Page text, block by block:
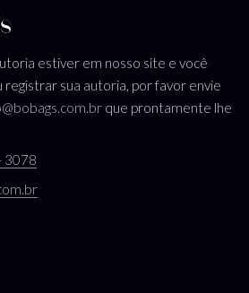
estiver em nosso site e você
registrar sua autoria, por favor envie
que prontamente lhe
3078